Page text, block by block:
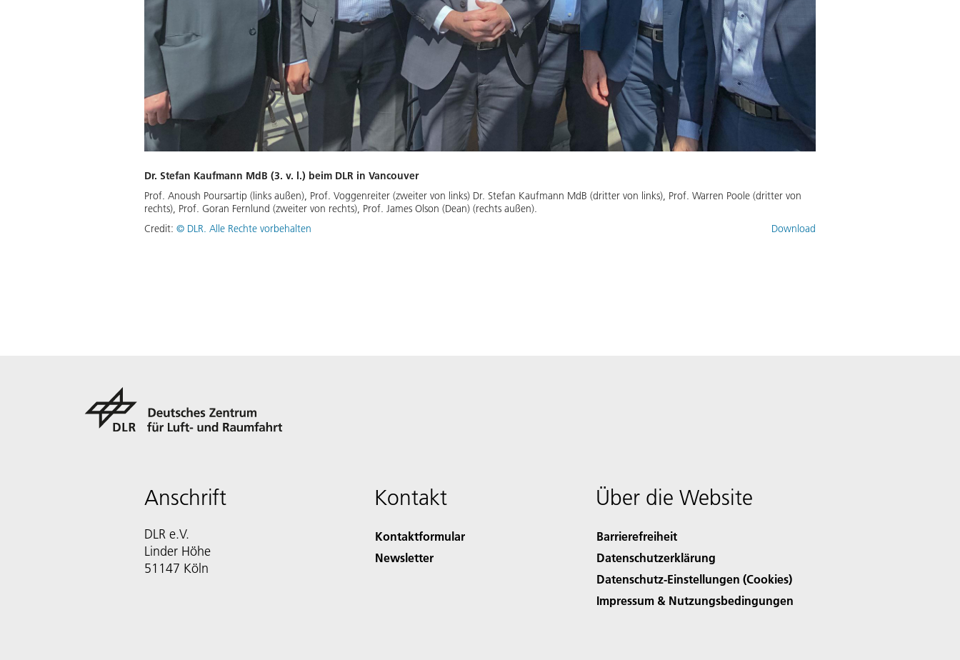
Dr. Stefan Kaufmann MdB (3. v. l.) beim DLR in Vancouver
Prof. Anoush Poursartip (links außen), Prof. Voggenreiter (zweiter von links) Dr. Stefan Kaufmann MdB (dritter von links), Prof. Warren Poole (dritter von
rechts), Prof. Goran Fernlund (zweiter von rechts), Prof. James Olson (Dean) (rechts außen).
Credit: © DLR. Alle Rechte vorbehalten Download
Anschrift
DLR e.V.
Linder Höhe
51147 Köln
Kontakt
Kontaktformular
Newsletter
Über die Website
Barrierefreiheit
Datenschutzerklärung
Datenschutz-Einstellungen (Cookies)
Impressum & Nutzungsbedingungen